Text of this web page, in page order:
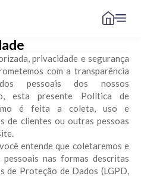
privacidade e segurança
com a transparência
pessoais dos nossos
esta presente Política de
é feita a coleta, uso e
de clientes ou outras pessoas
entende que coletaremos e
nas formas descritas
de Proteção de Dados (LGPD,